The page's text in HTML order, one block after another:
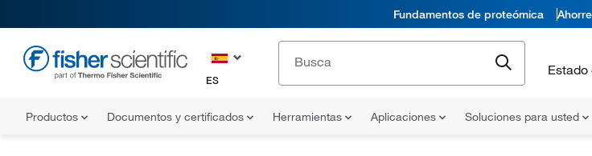
Fundamentos de proteómica
ES
Productos Documentos y certificados Herramientas Aplicaciones Soluciones para usted